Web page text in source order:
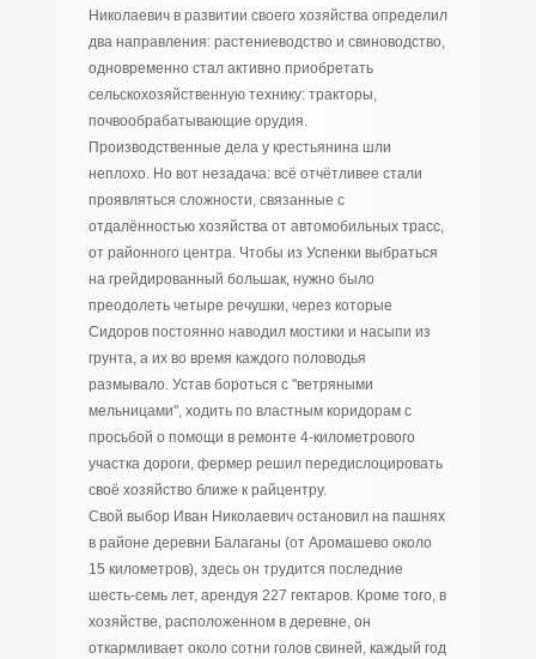
Николаевич в развитии своего хозяйства определил
два направления: растениеводство и свиноводство,
одновременно стал активно приобретать
сельскохозяйственную технику: тракторы,
почвообрабатывающие орудия.
Производственные дела у крестьянина шли
неплохо. Но вот незадача: всё отчётливее стали
проявляться сложности, связанные с
отдалённостью хозяйства от автомобильных трасс,
от районного центра. Чтобы из Успенки выбраться
на грейдированный большак, нужно было
преодолеть четыре речушки, через которые
Сидоров постоянно наводил мостики и насыпи из
грунта, а их во время каждого половодья
размывало. Устав бороться с "ветряными
мельницами", ходить по властным коридорам с
просьбой о помощи в ремонте 4-километрового
участка дороги, фермер решил передислоцировать
своё хозяйство ближе к райцентру.
Свой выбор Иван Николаевич остановил на пашнях
в районе деревни Балаганы (от Аромашево около
15 километров), здесь он трудится последние
шесть-семь лет, арендуя 227 гектаров. Кроме того, в
хозяйстве, расположенном в деревне, он
откармливает около сотни голов свиней, каждый год